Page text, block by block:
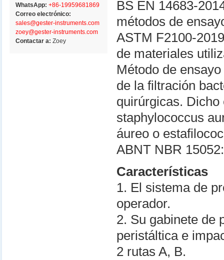
WhatsApp: +86-19959681869
Correo electrónico:
sales@gester-instruments.com
zoey@gester-instruments.com
Contactar a:Zoey
BS EN 14683-
métodos de
ASTM F2100-
de materiales
Método de
de la filtración
quirúrgicas.
staphylococcus
áureo o
ABNT NBR
Características
1. El sistema de
operador.
2. Su gabinete de
peristáltica e
2 rutas A, B.